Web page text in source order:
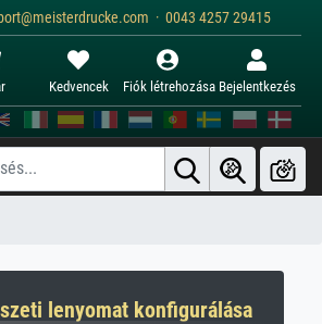
· 0043 4257 29415
Kedvencek Fiók létrehozása Bejelentkezés
lenyomat konfigurálása